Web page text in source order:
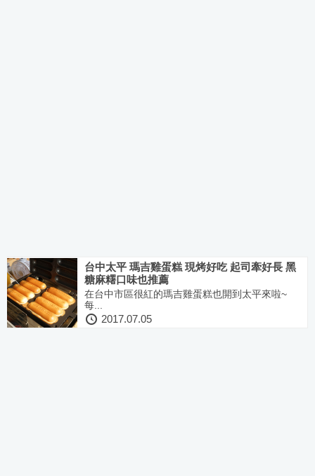
台中太平 瑪吉雞蛋糕 現烤好吃 起司牽好長 黑
糖麻糬口味也推薦
在台中市區很紅的瑪吉雞蛋糕也開到太平來啦~
每...
2017.07.05